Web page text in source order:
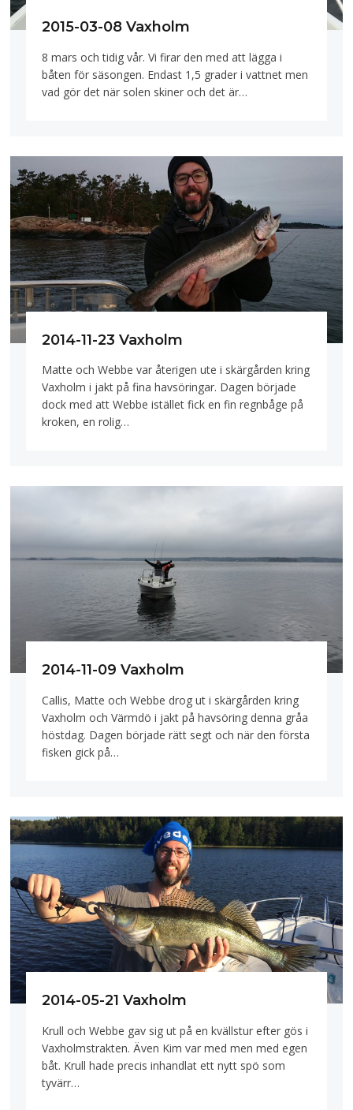
2015-03-08 Vaxholm
8 mars och tidig vår. Vi firar den med att lägga i
båten för säsongen. Endast 1,5 grader i vattnet men
vad gör det när solen skiner och det är…
2014-11-23 Vaxholm
Matte och Webbe var återigen ute i skärgården kring
Vaxholm i jakt på fina havsöringar. Dagen började
dock med att Webbe istället fick en fin regnbåge på
kroken, en rolig…
2014-11-09 Vaxholm
Callis, Matte och Webbe drog ut i skärgården kring
Vaxholm och Värmdö i jakt på havsöring denna gråa
höstdag. Dagen började rätt segt och när den första
fisken gick på…
2014-05-21 Vaxholm
Krull och Webbe gav sig ut på en kvällstur efter gös i
Vaxholmstrakten. Även Kim var med men med egen
båt. Krull hade precis inhandlat ett nytt spö som
tyvärr…